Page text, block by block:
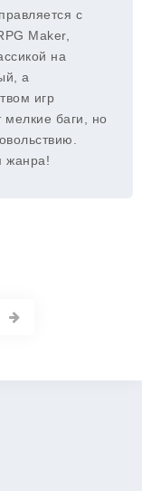
с
Maker,
на
а
игр
мелкие баги, но
жанра!